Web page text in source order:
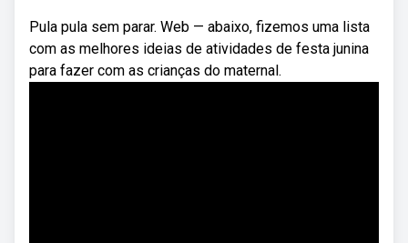
Pula pula sem parar. Web — abaixo, fizemos uma lista
com as melhores ideias de atividades de festa junina
para fazer com as crianças do maternal.